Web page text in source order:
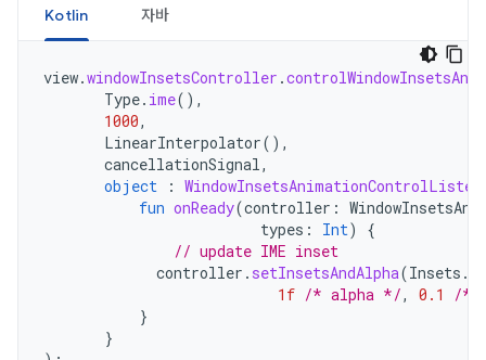
Kotlin 자바
view.windowInsetsController .
Type. ime(),
1000,
LinearInterpolator(),
cancellationSignal,
object
:
fun onReady(controller :
types : Int)
{
// update IME inset
controller . setInsetsAndAlpha(Insets .
1f /* alpha */, 0.1
/*
}
}